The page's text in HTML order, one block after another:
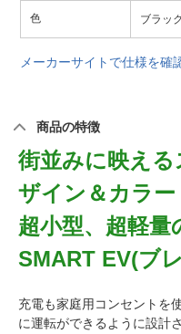
色 ブラック
メーカーサイトで仕様を確
商品の特徴
街並みに映え
ザイン＆カラー
超小型、超軽
SMART EV(ブ
充電も家庭用コンセントを
に運転ができるように設計